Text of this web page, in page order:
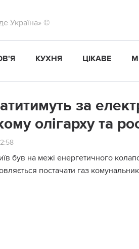
Україна» ©
КУХНЯ ЦІКАВЕ
за
олігарху та
був на межі енергетичного
постачати газ